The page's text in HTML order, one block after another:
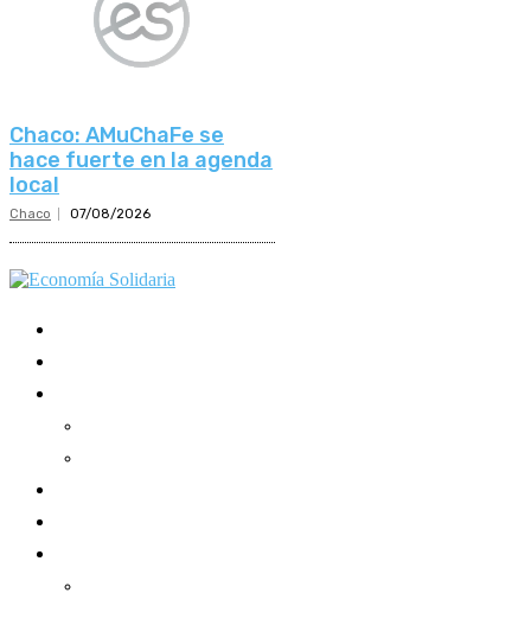
Chaco: AMuChaFe se
hace fuerte en la agenda
local
Chaco 07/08/2026